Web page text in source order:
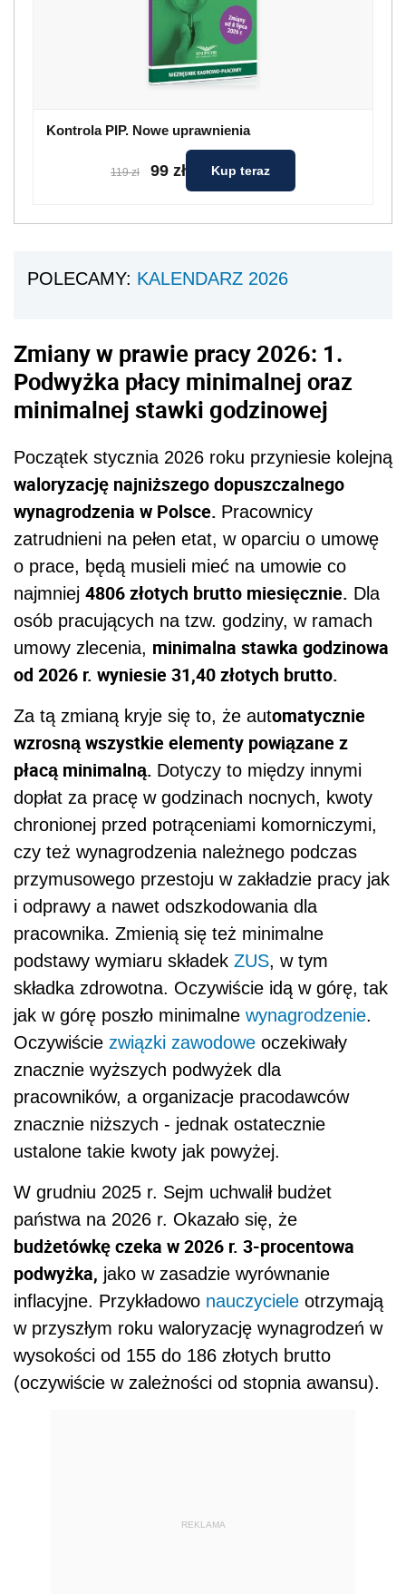
Kontrola PIP. Nowe uprawnienia
119 zł 99 zł Kup teraz
POLECAMY: KALENDARZ 2026
Zmiany w prawie pracy 2026: 1.
Podwyżka płacy minimalnej oraz
minimalnej stawki godzinowej
Początek stycznia 2026 roku przyniesie kolejną
waloryzację najniższego dopuszczalnego
wynagrodzenia w Polsce. Pracownicy
zatrudnieni na pełen etat, w oparciu o umowę
o prace, będą musieli mieć na umowie co
najmniej 4806 złotych brutto miesięcznie. Dla
osób pracujących na tzw. godziny, w ramach
umowy zlecenia, minimalna stawka godzinowa
od 2026 r. wyniesie 31,40 złotych brutto.
Za tą zmianą kryje się to, że automatycznie
wzrosną wszystkie elementy powiązane z
płacą minimalną. Dotyczy to między innymi
dopłat za pracę w godzinach nocnych, kwoty
chronionej przed potrąceniami komorniczymi,
czy też wynagrodzenia należnego podczas
przymusowego przestoju w zakładzie pracy jak
i odprawy a nawet odszkodowania dla
pracownika. Zmienią się też minimalne
podstawy wymiaru składek ZUS, w tym
składka zdrowotna. Oczywiście idą w górę, tak
jak w górę poszło minimalne wynagrodzenie.
Oczywiście związki zawodowe oczekiwały
znacznie wyższych podwyżek dla
pracowników, a organizacje pracodawców
znacznie niższych - jednak ostatecznie
ustalone takie kwoty jak powyżej.
W grudniu 2025 r. Sejm uchwalił budżet
państwa na 2026 r. Okazało się, że
budżetówkę czeka w 2026 r. 3-procentowa
podwyżka, jako w zasadzie wyrównanie
inflacyjne. Przykładowo nauczyciele otrzymają
w przyszłym roku waloryzację wynagrodzeń w
wysokości od 155 do 186 złotych brutto
(oczywiście w zależności od stopnia awansu).
REKLAMA